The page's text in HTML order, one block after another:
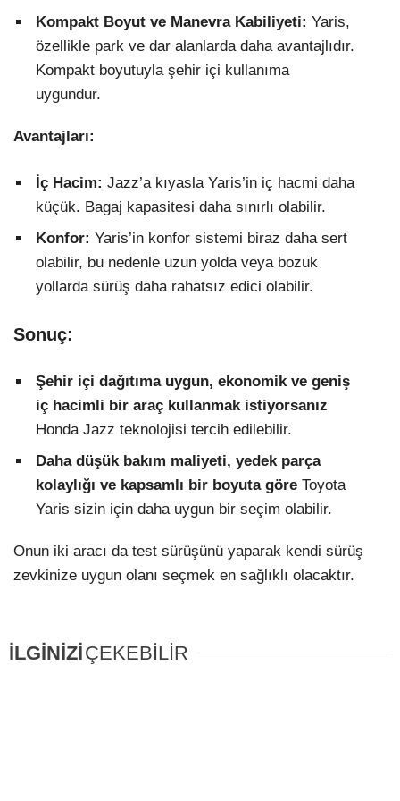
Kompakt Boyut ve Manevra Kabiliyeti: Yaris,
özellikle park ve dar alanlarda daha avantajlıdır.
Kompakt boyutuyla şehir içi kullanıma
uygundur.
Avantajları:
İç Hacim: Jazz’a kıyasla Yaris’in iç hacmi daha
küçük. Bagaj kapasitesi daha sınırlı olabilir.
Konfor: Yaris’in konfor sistemi biraz daha sert
olabilir, bu nedenle uzun yolda veya bozuk
yollarda sürüş daha rahatsız edici olabilir.
Sonuç:
Şehir içi dağıtıma uygun, ekonomik ve geniş
iç hacimli bir araç kullanmak istiyorsanız
Honda Jazz teknolojisi tercih edilebilir.
Daha düşük bakım maliyeti, yedek parça
kolaylığı ve kapsamlı bir boyuta göre Toyota
Yaris sizin için daha uygun bir seçim olabilir.
Onun iki aracı da test sürüşünü yaparak kendi sürüş
zevkinize uygun olanı seçmek en sağlıklı olacaktır.
İLGİNİZİÇEKEBİLİR